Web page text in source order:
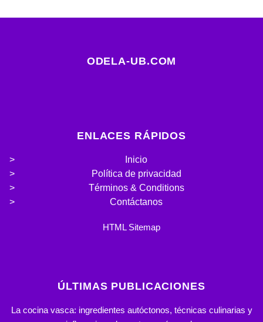
ODELA-UB.COM
ENLACES RÁPIDOS
Inicio
Política de privacidad
Términos & Conditions
Contáctanos
HTML Sitemap
ÚLTIMAS PUBLICACIONES
La cocina vasca: ingredientes autóctonos, técnicas culinarias y